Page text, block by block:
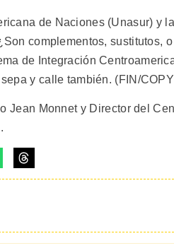
de Naciones (Unasur) y
complementos, sustitutos,
de Integración
y calle también. (FIN/
Jean Monnet y Director del